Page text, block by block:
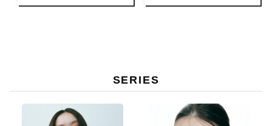
アを。
ン「アンリミテッド ラステ
SERIES